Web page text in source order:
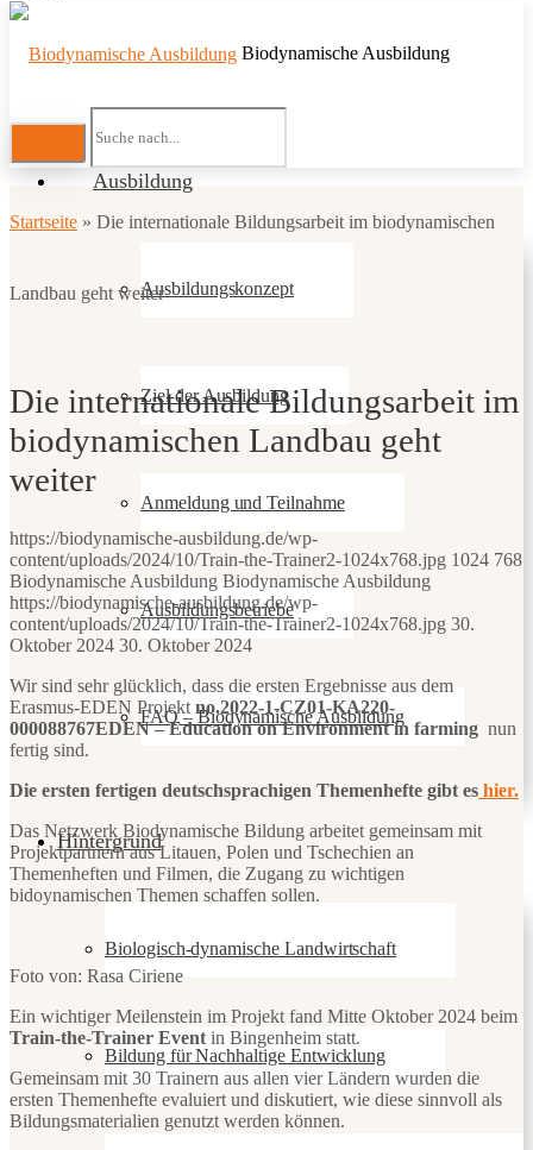
Biodynamische Ausbildung
Ausbildung
Ausbildungskonzept
Ziel der Ausbildung
Anmeldung und Teilnahme
Ausbildungsbetriebe
FAQ – Biodynamische Ausbildung
Hintergrund
Biologisch-dynamische Landwirtschaft
Bildung für Nachhaltige Entwicklung
Startseite » Die internationale Bildungsarbeit im biodynamischen
Landbau geht weiter
Die internationale Bildungsarbeit im
biodynamischen Landbau geht
weiter
https://biodynamische-ausbildung.de/wp-
content/uploads/2024/10/Train-the-Trainer2-1024x768.jpg 1024 768
Biodynamische Ausbildung Biodynamische Ausbildung
https://biodynamische-ausbildung.de/wp-
content/uploads/2024/10/Train-the-Trainer2-1024x768.jpg 30.
Oktober 2024 30. Oktober 2024
Wir sind sehr glücklich, dass die ersten Ergebnisse aus dem
Erasmus-EDEN Projekt no.2022-1-CZ01-KA220-
000088767EDEN – Education on Environment in farming nun
fertig sind.
Die ersten fertigen deutschsprachigen Themenhefte gibt es hier.
Das Netzwerk Biodynamische Bildung arbeitet gemeinsam mit
Projektpartnern aus Litauen, Polen und Tschechien an
Themenheften und Filmen, die Zugang zu wichtigen
bidoynamischen Themen schaffen sollen.
Foto von: Rasa Ciriene
Ein wichtiger Meilenstein im Projekt fand Mitte Oktober 2024 beim
Train-the-Trainer Event in Bingenheim statt.
Gemeinsam mit 30 Trainern aus allen vier Ländern wurden die
ersten Themenhefte evaluiert und diskutiert, wie diese sinnvoll als
Bildungsmaterialien genutzt werden können.